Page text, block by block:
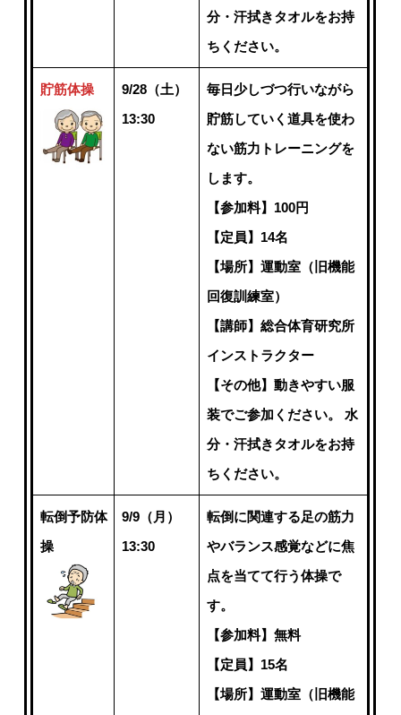
分・汗拭きタオルをお持
ちください。
貯筋体操
9/28（土）
13:30
毎日少しづつ行いながら
貯筋していく道具を使わ
ない筋力トレーニングを
します。
【参加料】100円
【定員】14名
【場所】運動室（旧機能
回復訓練室）
【講師】総合体育研究所
インストラクター
【その他】動きやすい服
装でご参加ください。 水
分・汗拭きタオルをお持
ちください。
転倒予防体
操
9/9（月）
13:30
転倒に関連する足の筋力
やバランス感覚などに焦
点を当てて行う体操で
す。
【参加料】無料
【定員】15名
【場所】運動室（旧機能